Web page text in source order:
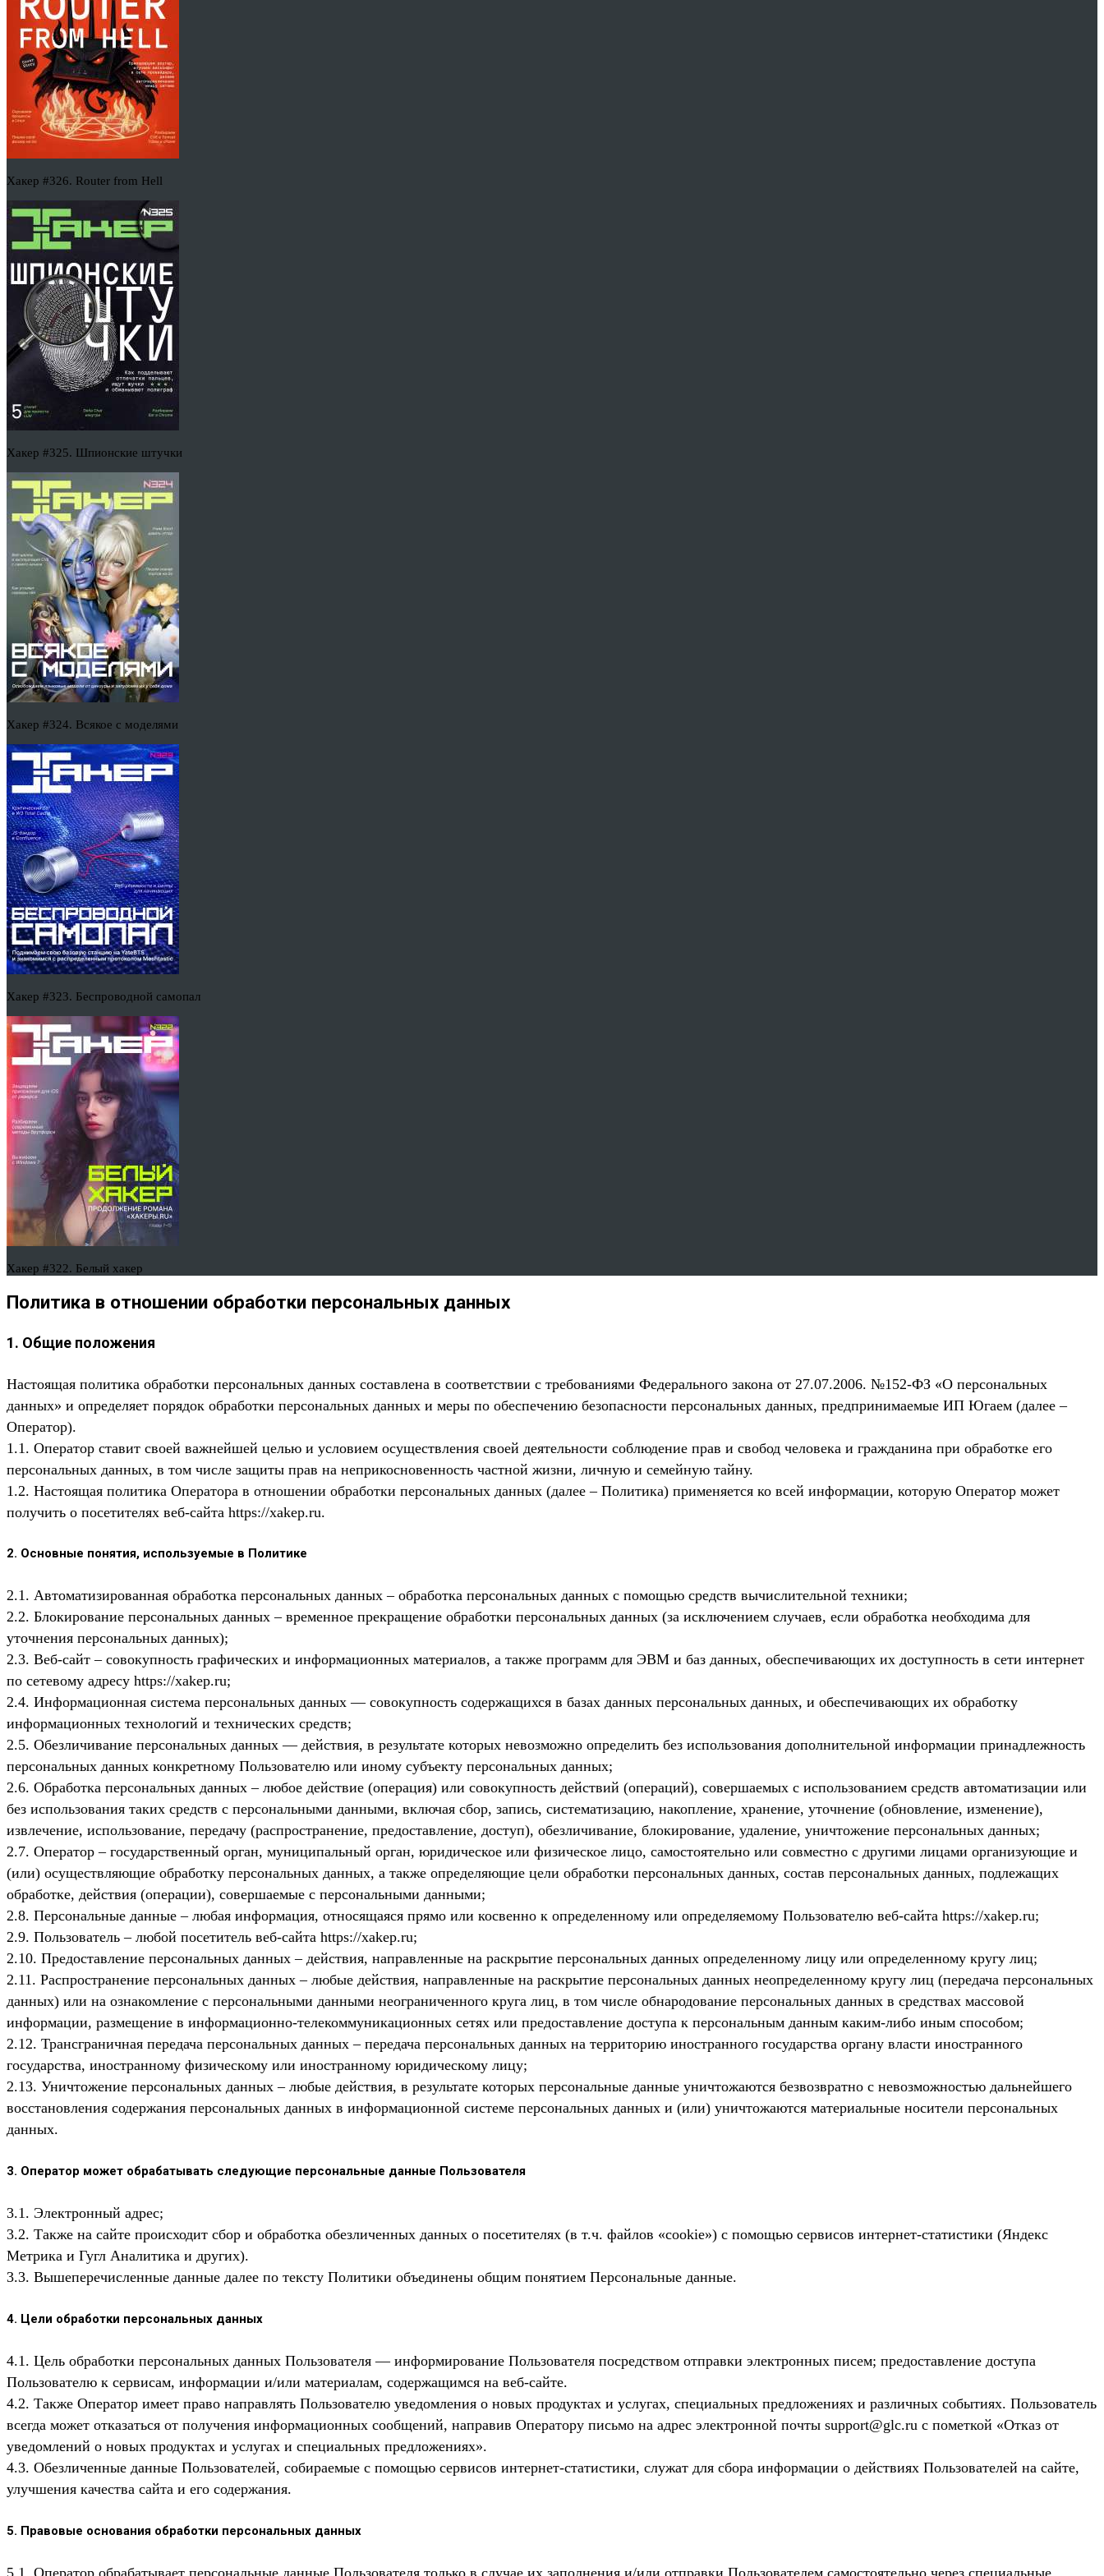
Хакер #326. Router from Hell
Хакер #325. Шпионские штучки
Хакер #324. Всякое с моделями
Хакер #323. Беспроводной самопал
Хакер #322. Белый хакер
Политика в отношении обработки персональных данных
1. Общие положения
Настоящая политика обработки персональных данных составлена в соответствии с требованиями Федерального закона от 27.07.2006. №152-ФЗ «О персональных
данных» и определяет порядок обработки персональных данных и меры по обеспечению безопасности персональных данных, предпринимаемые ИП Югаем (далее –
Оператор).
1.1. Оператор ставит своей важнейшей целью и условием осуществления своей деятельности соблюдение прав и свобод человека и гражданина при обработке его
персональных данных, в том числе защиты прав на неприкосновенность частной жизни, личную и семейную тайну.
1.2. Настоящая политика Оператора в отношении обработки персональных данных (далее – Политика) применяется ко всей информации, которую Оператор может
получить о посетителях веб-сайта https://xakep.ru.
2. Основные понятия, используемые в Политике
2.1. Автоматизированная обработка персональных данных – обработка персональных данных с помощью средств вычислительной техники;
2.2. Блокирование персональных данных – временное прекращение обработки персональных данных (за исключением случаев, если обработка необходима для
уточнения персональных данных);
2.3. Веб-сайт – совокупность графических и информационных материалов, а также программ для ЭВМ и баз данных, обеспечивающих их доступность в сети интернет
по сетевому адресу https://xakep.ru;
2.4. Информационная система персональных данных — совокупность содержащихся в базах данных персональных данных, и обеспечивающих их обработку
информационных технологий и технических средств;
2.5. Обезличивание персональных данных — действия, в результате которых невозможно определить без использования дополнительной информации принадлежность
персональных данных конкретному Пользователю или иному субъекту персональных данных;
2.6. Обработка персональных данных – любое действие (операция) или совокупность действий (операций), совершаемых с использованием средств автоматизации или
без использования таких средств с персональными данными, включая сбор, запись, систематизацию, накопление, хранение, уточнение (обновление, изменение),
извлечение, использование, передачу (распространение, предоставление, доступ), обезличивание, блокирование, удаление, уничтожение персональных данных;
2.7. Оператор – государственный орган, муниципальный орган, юридическое или физическое лицо, самостоятельно или совместно с другими лицами организующие и
(или) осуществляющие обработку персональных данных, а также определяющие цели обработки персональных данных, состав персональных данных, подлежащих
обработке, действия (операции), совершаемые с персональными данными;
2.8. Персональные данные – любая информация, относящаяся прямо или косвенно к определенному или определяемому Пользователю веб-сайта https://xakep.ru;
2.9. Пользователь – любой посетитель веб-сайта https://xakep.ru;
2.10. Предоставление персональных данных – действия, направленные на раскрытие персональных данных определенному лицу или определенному кругу лиц;
2.11. Распространение персональных данных – любые действия, направленные на раскрытие персональных данных неопределенному кругу лиц (передача персональных
данных) или на ознакомление с персональными данными неограниченного круга лиц, в том числе обнародование персональных данных в средствах массовой
информации, размещение в информационно-телекоммуникационных сетях или предоставление доступа к персональным данным каким-либо иным способом;
2.12. Трансграничная передача персональных данных – передача персональных данных на территорию иностранного государства органу власти иностранного
государства, иностранному физическому или иностранному юридическому лицу;
2.13. Уничтожение персональных данных – любые действия, в результате которых персональные данные уничтожаются безвозвратно с невозможностью дальнейшего
восстановления содержания персональных данных в информационной системе персональных данных и (или) уничтожаются материальные носители персональных
данных.
3. Оператор может обрабатывать следующие персональные данные Пользователя
3.1. Электронный адрес;
3.2. Также на сайте происходит сбор и обработка обезличенных данных о посетителях (в т.ч. файлов «cookie») с помощью сервисов интернет-статистики (Яндекс
Метрика и Гугл Аналитика и других).
3.3. Вышеперечисленные данные далее по тексту Политики объединены общим понятием Персональные данные.
4. Цели обработки персональных данных
4.1. Цель обработки персональных данных Пользователя — информирование Пользователя посредством отправки электронных писем; предоставление доступа
Пользователю к сервисам, информации и/или материалам, содержащимся на веб-сайте.
4.2. Также Оператор имеет право направлять Пользователю уведомления о новых продуктах и услугах, специальных предложениях и различных событиях. Пользователь
всегда может отказаться от получения информационных сообщений, направив Оператору письмо на адрес электронной почты support@glc.ru с пометкой «Отказ от
уведомлений о новых продуктах и услугах и специальных предложениях».
4.3. Обезличенные данные Пользователей, собираемые с помощью сервисов интернет-статистики, служат для сбора информации о действиях Пользователей на сайте,
улучшения качества сайта и его содержания.
5. Правовые основания обработки персональных данных